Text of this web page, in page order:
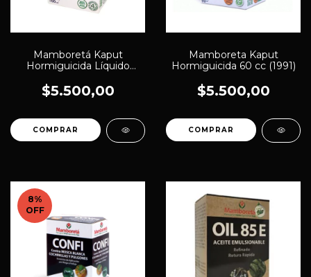
Mamboretá Kaput
Hormiguicida Líquido
$5.500,00
Mamboreta Kaput
Hormiguicida 60 cc (1991)
$5.500,00
8%
OFF